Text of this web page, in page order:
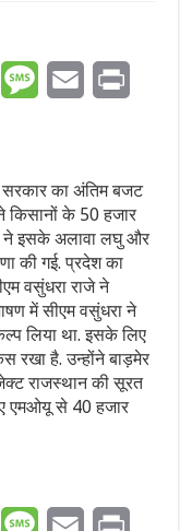
WhatsAppMessageEmail
सरकार का अंतिम बजट
किसानों के 50 हजार
ने इसके अलावा लघु और
की गई. प्रदेश का
वसुंधरा राजे ने
में सीएम वसुंधरा ने
लिया था. इसके लिए
रखा है. उन्होंने बाड़मेर
राजस्थान की सूरत
एमओयू से 40 हजार
WhatsAppMessageEmail